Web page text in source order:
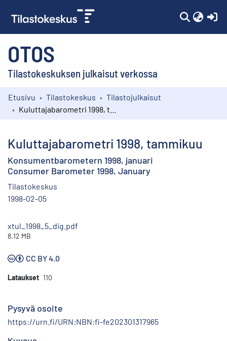
OTOS
Tilastokeskuksen julkaisut verkossa
Kokoelmat
Etusivu Tilastokeskus
Tilastojulkaisut
Kuluttajabarometri 1998, tammikuu
Konsumentbarometern 1998, januari
Consumer Barometer 1998, January
Tilastokeskus
1998-02-05
xtul_1998_5_dig.pdf
8.12 MB
CC BY 4.0
Lataukset 110
Pysyvä osoite
https://urn.fi/URN:NBN:fi-fe202301317965